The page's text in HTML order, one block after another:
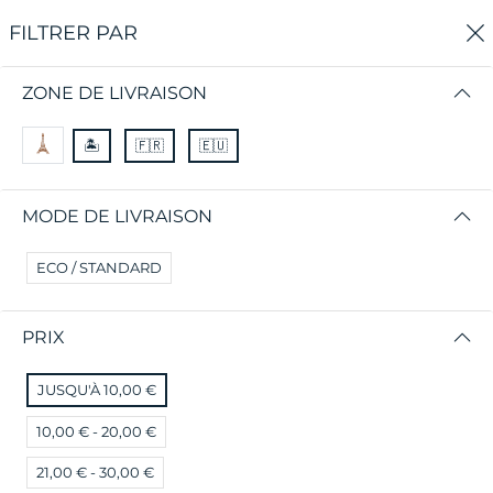
0
exceptionnels! 🥕
FILTRER PAR Prix le plus élevé
Nous n'avons pas trouvé de correspondance pour
ces filtres.
Veuillez essayer un autre choix.
FILTRER PAR
ZONE DE LIVRAISON
🏝 🇫🇷 🇪🇺
MODE DE LIVRAISON
ECO / STANDARD
PRIX
JUSQU'À 10,00 €
10,00 € - 20,00 €
21,00 € - 30,00 €